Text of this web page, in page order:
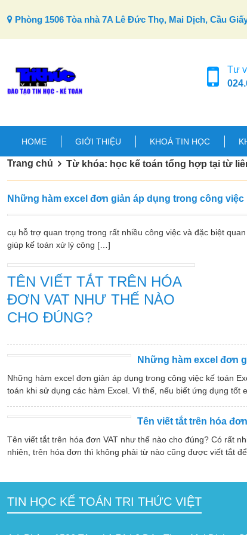
Phòng 1506 Tòa nhà 7A Lê Đức Thọ, Mai Dịch, Cầu
Tư
HOME GIỚI THIỆU KHOÁ TIN HỌC
Trang chủ Từ khóa: học kế toán tổng hợp tại từ
Những hàm excel đơn giản áp dụng trong công việc
cụ hỗ trợ quan trọng trong rất nhiều công việc và đặc biệt
giúp kế toán xử lý công […]
TÊN VIẾT TẮT TRÊN HÓA
ĐƠN VAT NHƯ THẾ NÀO
CHO ĐÚNG?
Những hàm excel đơn
Những hàm excel đơn giản áp dụng trong công việc kế toán
toán khi sử dụng các hàm Excel. Vì thế, nếu biết ứng dụng tốt
Tên viết tắt trên hóa
Tên viết tắt trên hóa đơn VAT như thế nào cho đúng? Có rất
nhiên, trên hóa đơn thì không phải từ nào cũng được viết tắt để
TIN HỌC KẾ TOÁN TRI THỨC VIỆT